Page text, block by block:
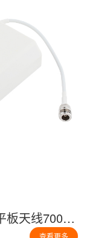
武汉室内外定向接收发射壁挂小平板天线700-3700MHz
查看更多